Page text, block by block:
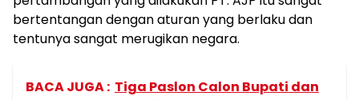
bertentangan dengan aturan yang berlaku dan
tentunya sangat merugikan negara.
BACA JUGA : Tiga Paslon Calon Bupati dan